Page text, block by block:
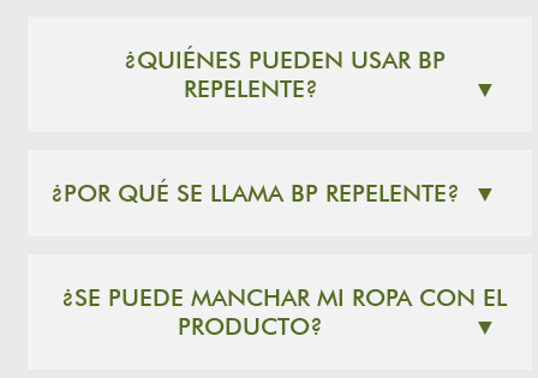
¿QUIÉNES PUEDEN USAR BP
REPELENTE?
▼
¿POR QUÉ SE LLAMA BP REPELENTE? ▼
¿SE PUEDE MANCHAR MI ROPA CON EL
PRODUCTO?
▼